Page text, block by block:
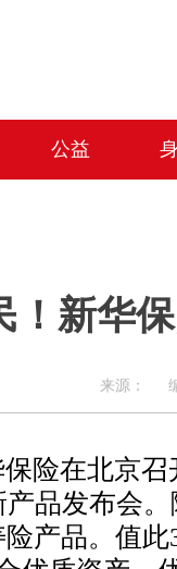
公益
！新华
来源： 编
险在北京召
品发布会
产品。值